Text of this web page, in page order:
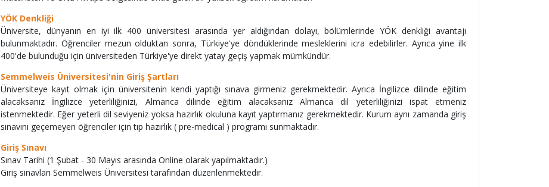
YÖK Denkliği
Üniversite, dünyanın en iyi ilk 400 üniversitesi arasında yer aldığından dolayı, bölümlerinde YÖK denkliği avantajı
bulunmaktadır. Öğrenciler mezun olduktan sonra, Türkiye'ye döndüklerinde mesleklerini icra edebilirler. Ayrıca yine ilk
400'de bulunduğu için üniversiteden Türkiye'ye direkt yatay geçiş yapmak mümkündür.
Semmelweis Üniversitesi'nin Giriş Şartları
Üniversiteye kayıt olmak için üniversitenin kendi yaptığı sınava girmeniz gerekmektedir. Ayrıca İngilizce dilinde eğitim
alacaksanız İngilizce yeterliliğinizi, Almanca dilinde eğitim alacaksanız Almanca dil yeterliliğinizi ispat etmeniz
istenmektedir. Eğer yeterli dil seviyeniz yoksa hazırlık okuluna kayıt yaptırmanız gerekmektedir. Kurum aynı zamanda giriş
sınavını geçemeyen öğrenciler için tıp hazırlık ( pre-medical ) programı sunmaktadır.
Giriş Sınavı
Sınav Tarihi (1 Şubat - 30 Mayıs arasında Online olarak yapılmaktadır.)
Giriş sınavları Semmelweis Üniversitesi tarafından düzenlenmektedir.